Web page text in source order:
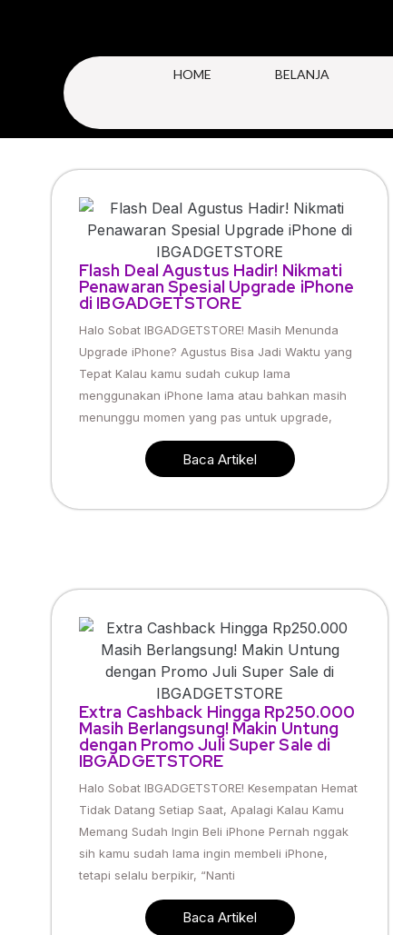
HOME BELANJA
Flash Deal Agustus Hadir! Nikmati
Penawaran Spesial Upgrade iPhone
di IBGADGETSTORE
Halo Sobat IBGADGETSTORE! Masih Menunda
Upgrade iPhone? Agustus Bisa Jadi Waktu yang
Tepat Kalau kamu sudah cukup lama
menggunakan iPhone lama atau bahkan masih
menunggu momen yang pas untuk upgrade,
Baca Artikel
Extra Cashback Hingga Rp250.000
Masih Berlangsung! Makin Untung
dengan Promo Juli Super Sale di
IBGADGETSTORE
Halo Sobat IBGADGETSTORE! Kesempatan Hemat
Tidak Datang Setiap Saat, Apalagi Kalau Kamu
Memang Sudah Ingin Beli iPhone Pernah nggak
sih kamu sudah lama ingin membeli iPhone,
tetapi selalu berpikir, “Nanti
Baca Artikel